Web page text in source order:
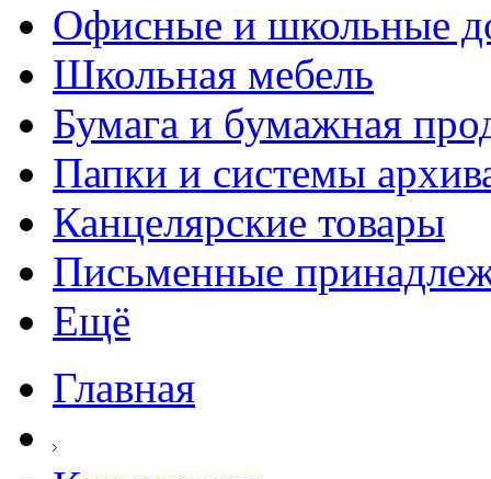
Офисные и школьные
Школьная мебель
Бумага и бумажная
Папки и системы
Канцелярские товары
Письменные
Ещё
Главная